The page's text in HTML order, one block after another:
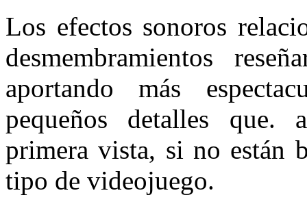
Los efectos sonoros
desmembramientos
aportando más
pequeños detalles que.
primera vista, si no están
tipo de videojuego.